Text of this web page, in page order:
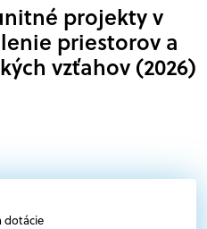
dotácie
projekty v
priestorov a
vzťahov (2026)